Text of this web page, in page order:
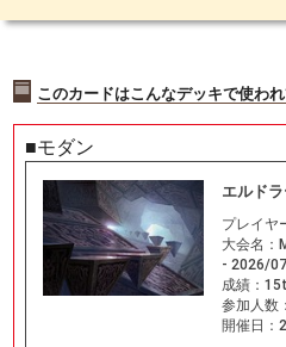
このカードはこんなデッキで使わ
■モダン
エルド
プレイヤ
大会名：
- 2026/
成績：
参加人数：
開催日：